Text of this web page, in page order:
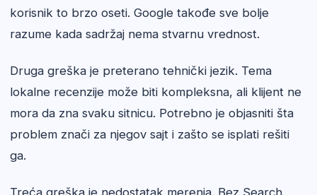
korisnik to brzo oseti. Google takođe sve bolje
razume kada sadržaj nema stvarnu vrednost.
Druga greška je preterano tehnički jezik. Tema
lokalne recenzije može biti kompleksna, ali klijent ne
mora da zna svaku sitnicu. Potrebno je objasniti šta
problem znači za njegov sajt i zašto se isplati rešiti
ga.